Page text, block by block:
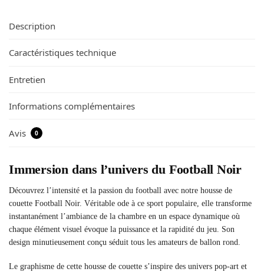
Description
Caractéristiques technique
Entretien
Informations complémentaires
Avis 0
Immersion dans l’univers du Football Noir
Découvrez l’intensité et la passion du football avec notre housse de
couette Football Noir. Véritable ode à ce sport populaire, elle transforme
instantanément l’ambiance de la chambre en un espace dynamique où
chaque élément visuel évoque la puissance et la rapidité du jeu. Son
design minutieusement conçu séduit tous les amateurs de ballon rond.
Le graphisme de cette housse de couette s’inspire des univers pop-art et